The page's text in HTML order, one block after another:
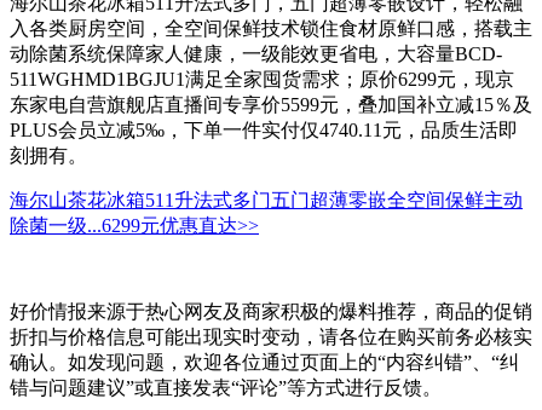
入各类厨房空间，全空间保鲜技术锁住食材原鲜口感，搭载主
动除菌系统保障家人健康，一级能效更省电，大容量BCD-
511WGHMD1BGJU1满足全家囤货需求；原价6299元，现京
东家电自营旗舰店直播间专享价5599元，叠加国补立减15％及
PLUS会员立减5‰，下单一件实付仅4740.11元，品质生活即
刻拥有。
海尔山茶花冰箱511升法式多门五门超薄零嵌全空间保鲜主动
除菌一级...6299元优惠直达>>
好价情报来源于热心网友及商家积极的爆料推荐，商品的促销
折扣与价格信息可能出现实时变动，请各位在购买前务必核实
确认。如发现问题，欢迎各位通过页面上的“内容纠错”、“纠
错与问题建议”或直接发表“评论”等方式进行反馈。